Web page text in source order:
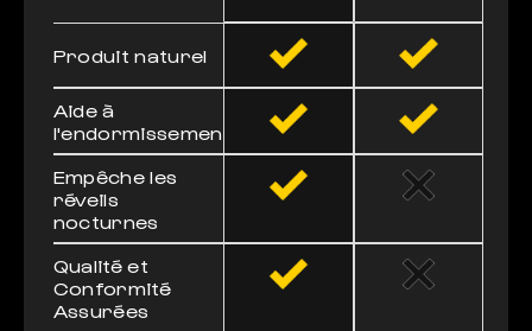
Produit naturel
Aide à
l'endormissement
Empêche les
réveils
nocturnes
Qualité et
Conformité
Assurées